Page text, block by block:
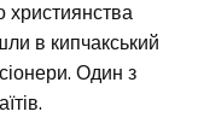
християнства
в кипчакський
Один з